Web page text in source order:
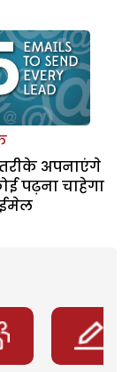
अपनाएंगे
पढ़ना चाहेगा